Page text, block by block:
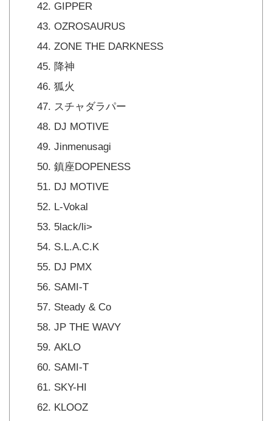
GIPPER
OZROSAURUS
ZONE THE DARKNESS
降神
狐火
スチャダラパー
DJ MOTIVE
Jinmenusagi
鎮座DOPENESS
DJ MOTIVE
L-Vokal
5lack/li>
S.L.A.C.K
DJ PMX
SAMI-T
Steady & Co
JP THE WAVY
AKLO
SAMI-T
SKY-HI
KLOOZ